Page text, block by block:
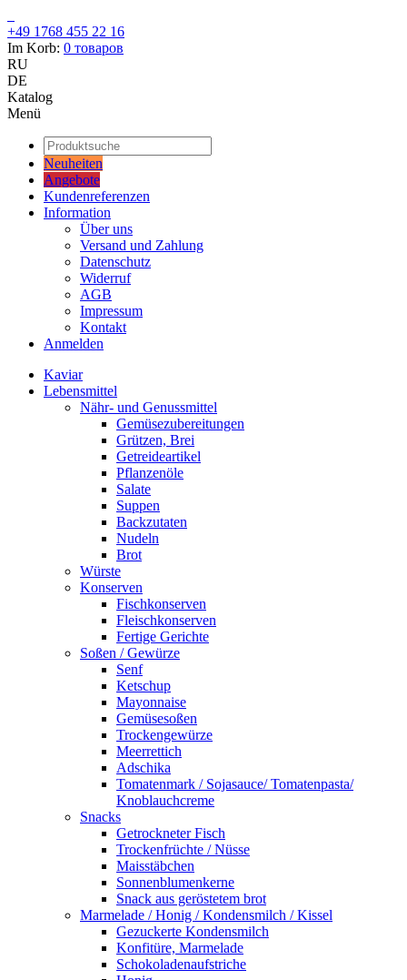
+49 1768 455 22 16
Im Korb: 0 товаров
RU
DE
Katalog
Menü
Neuheiten
Angebote
Kundenreferenzen
Information
Über uns
Versand und Zahlung
Datenschutz
Widerruf
AGB
Impressum
Kontakt
Anmelden
Kaviar
Lebensmittel
Nähr- und Genussmittel
Gemüsezubereitungen
Grützen, Brei
Getreideartikel
Pflanzenöle
Salate
Suppen
Backzutaten
Nudeln
Brot
Würste
Konserven
Fischkonserven
Fleischkonserven
Fertige Gerichte
Soßen / Gewürze
Senf
Ketschup
Mayonnaise
Gemüsesoßen
Trockengewürze
Meerrettich
Adschika
Tomatenmark / Sojasauce/ Tomatenpasta/
Knoblauchcreme
Snacks
Getrockneter Fisch
Trockenfrüchte / Nüsse
Maisstäbchen
Sonnenblumenkerne
Snack aus geröstetem brot
Marmelade / Honig / Kondensmilch / Kissel
Gezuckerte Kondensmilch
Konfitüre, Marmelade
Schokoladenaufstriche